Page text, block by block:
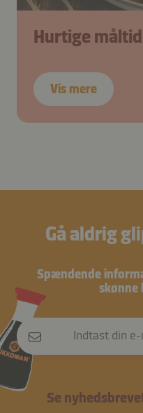
Hurtige
Vis mere
Gå aldrig
Spændende
skønne
Indtast din
Se